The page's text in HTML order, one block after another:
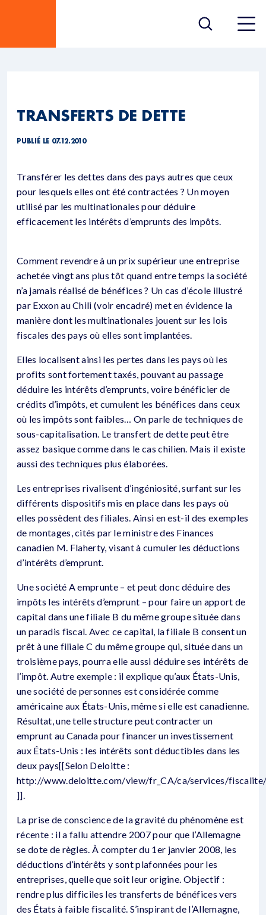
TRANSFERTS DE DETTE
PUBLIÉ LE 07.12.2010
Transférer les dettes dans des pays autres que ceux
pour lesquels elles ont été contractées ? Un moyen
utilisé par les multinationales pour déduire
efficacement les intérêts d’emprunts des impôts.
Comment revendre à un prix supérieur une entreprise
achetée vingt ans plus tôt quand entre temps la société
n’a jamais réalisé de bénéfices ? Un cas d’école illustré
par Exxon au Chili (voir encadré) met en évidence la
manière dont les multinationales jouent sur les lois
fiscales des pays où elles sont implantées.
Elles localisent ainsi les pertes dans les pays où les
profits sont fortement taxés, pouvant au passage
déduire les intérêts d’emprunts, voire bénéficier de
crédits d’impôts, et cumulent les bénéfices dans ceux
où les impôts sont faibles… On parle de techniques de
sous-capitalisation. Le transfert de dette peut être
assez basique comme dans le cas chilien. Mais il existe
aussi des techniques plus élaborées.
Les entreprises rivalisent d’ingéniosité, surfant sur les
différents dispositifs mis en place dans les pays où
elles possèdent des filiales. Ainsi en est-il des exemples
de montages, cités par le ministre des Finances
canadien M. Flaherty, visant à cumuler les déductions
d’intérêts d’emprunt.
Une société A emprunte – et peut donc déduire des
impôts les intérêts d’emprunt – pour faire un apport de
capital dans une filiale B du même groupe située dans
un paradis fiscal. Avec ce capital, la filiale B consent un
prêt à une filiale C du même groupe qui, située dans un
troisième pays, pourra elle aussi déduire ses intérêts de
l’impôt. Autre exemple : il explique qu’aux États-Unis,
une société de personnes est considérée comme
américaine aux États-Unis, même si elle est canadienne.
Résultat, une telle structure peut contracter un
emprunt au Canada pour financer un investissement
aux États-Unis : les intérêts sont déductibles dans les
deux pays[[Selon Deloitte :
http://www.deloitte.com/view/fr_CA/ca/services/
]].
La prise de conscience de la gravité du phénomène est
récente : il a fallu attendre 2007 pour que l’Allemagne
se dote de règles. À compter du 1er janvier 2008, les
déductions d’intérêts y sont plafonnées pour les
entreprises, quelle que soit leur origine. Objectif :
rendre plus difficiles les transferts de bénéfices vers
des États à faible fiscalité. S’inspirant de l’Allemagne,